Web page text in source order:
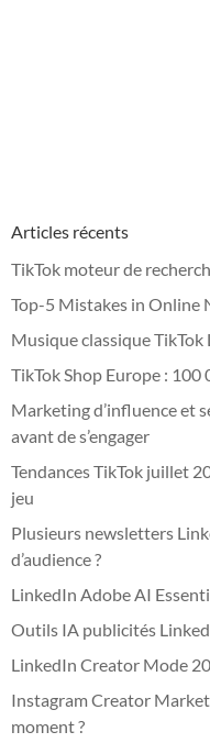
Articles récents
TikTok moteur de
Top-5 Mistakes in Online
Musique classique
TikTok Shop Europe :
Marketing d’influence et
avant de s’engager
Tendances TikTok juillet
jeu
Plusieurs newsletters
d’audience ?
LinkedIn Adobe AI
Outils IA publicités
LinkedIn Creator Mode
Instagram Creator
moment ?